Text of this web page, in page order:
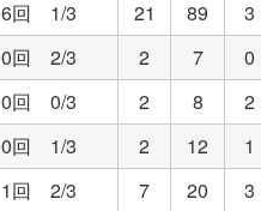
6回 1/3 21 89
3
0回 2/3 2 7
0
0回 0/3 2 8
2
0回 1/3 2 12
1
1回 2/3 7 20 3